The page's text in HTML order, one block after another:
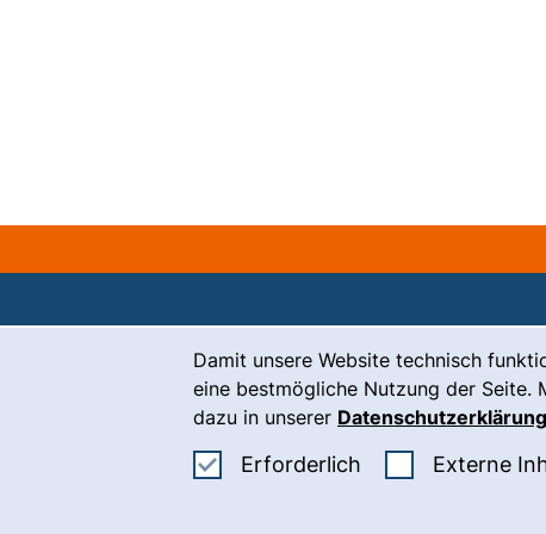
Damit unsere Website technisch
eine bestmögliche Nutzung der Seite.
dazu in unserer Datenschutzerklärung
Erforderlich Erforderliche
Externe
Kontakt
Karriere
Presse